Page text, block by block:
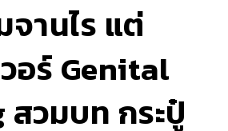
จานไร แต่
อร์ Genital
วมบท กระปู๋